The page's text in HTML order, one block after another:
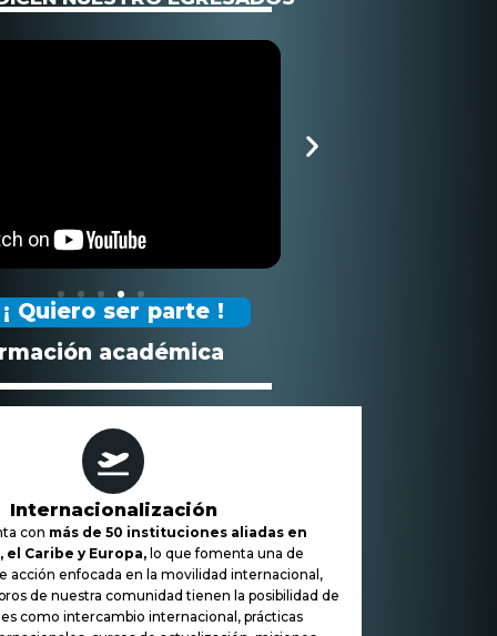
¡ Quiero ser parte !
académica
Internacionalización
con más de 50 instituciones aliadas en
el Caribe y Europa, lo que fomenta una de
acción enfocada en la movilidad internacional,
de nuestra comunidad tienen la posibilidad de
como intercambio internacional, prácticas